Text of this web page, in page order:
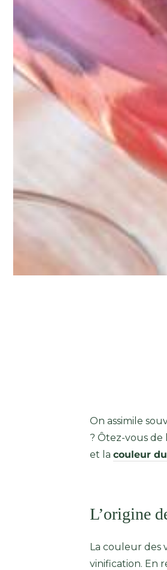
On assimile
? Ôtez-vous de
et la couleur
L’origine
La couleur des
vinification. En